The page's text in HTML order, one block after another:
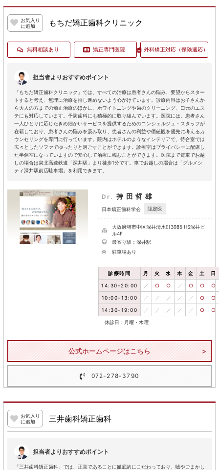
お気入り
に追加
もちだ矯正歯科クリニック
無料相談あり 矯正専門医院 外科矯正対応 （保険適応）
担当者よりおすすめポイント
「もちだ矯正歯科クリニック」では、すべての治療は患者さんの悩み、要望からスター
トすると考え、無理に治療を推し進めないよう心がけています。診療内容はお子さんか
ら大人の方までの矯正治療のほかに、ホワイトニングや歯のクリーニング、口元のエス
テにも対応しています。予防歯科にも積極的に取り組んでいます。医院には、患者さん
一人ひとりに応じたきめ細かいサービスを提供するためのコンシェルジュ・スタッフが
在籍しており、患者さんの悩みを汲み取り、患者さんの利益や価値観を優先に考えるカ
ウンセリングを専門に行っています。院内はホテルのようなインテリアで、待合室では
広々としたソファでゆったりと過ごすことができます。診療室はプライバシーに配慮し
た半個室になっていますので安心して治療に臨むことができます。医院まで電車でお越
しの場合は泉北高速鉄道「深井駅」より徒歩1分です。車でお越しの場合は「グルメシ
ティ深井駅前店駐車場」を利用できます。
Dr. 持田哲雄
日本矯正歯科学会 認定医
大阪府堺市中区深井清水町3985 HS深井ビ
ル4F
最寄り駅：深井駅
駐車場あり
診療時間 月 火 水 木 金 土 日
14:30-20:00 ／ ○ ○ ／ ○ ○ ○
10:00-13:00 ／ ／ ／ ／ ／ ○ ○
14:30-19:00 ／ ／ ／ ／ ／ ○ ○
休診日：月曜・木曜
公式ホームページはこちら
072-278-3790
お気入り
に追加
三井歯科矯正歯科
担当者よりおすすめポイント
「三井歯科矯正歯科」では、正直であることに徹底的にこだわっており、嘘やごまかし